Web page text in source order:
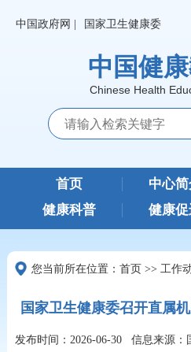
中国政府网 | 国家卫生健康委
中国健
Chinese Health
首页 中心
健康科普
健康
您当前所在位置： 首页 >> 工作
国家卫生健康委召开直属
发布时间：2026-06-30 信息来源：